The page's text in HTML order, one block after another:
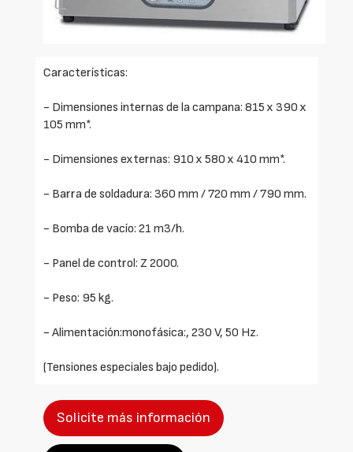
Características:
- Dimensiones internas de la campana: 815 x 390 x
105 mm*.
- Dimensiones externas: 910 x 580 x 410 mm*.
- Barra de soldadura: 360 mm / 720 mm / 790 mm.
- Bomba de vacío: 21 m3/h.
- Panel de control: Z 2000.
- Peso: 95 kg.
- Alimentación:monofásica:, 230 V, 50 Hz.
(Tensiones especiales bajo pedido).
Solicite más información